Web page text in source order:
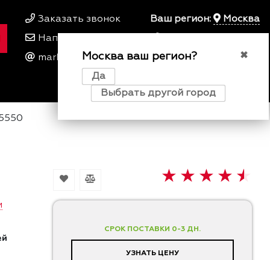
Заказать звонок
Написать нам
marketing@kfork.ru
Ваш регион: Москва
✖
Москва ваш регион?
Да
Выбрать другой город
Пн-Пт 9
00
0
СРОК ПОСТАВКИ 0-3 ДН.
УЗНАТЬ ЦЕНУ